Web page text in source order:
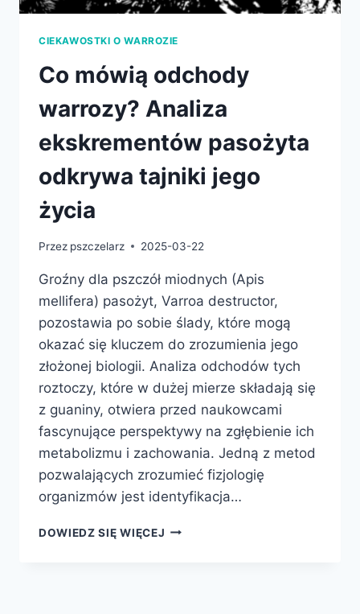
CIEKAWOSTKI O WARROZIE
Co mówią odchody
warrozy? Analiza
ekskrementów pasożyta
odkrywa tajniki jego
życia
Przez pszczelarz 2025-03-22
Groźny dla pszczół miodnych (Apis
mellifera) pasożyt, Varroa destructor,
pozostawia po sobie ślady, które mogą
okazać się kluczem do zrozumienia jego
złożonej biologii. Analiza odchodów tych
roztoczy, które w dużej mierze składają się
z guaniny, otwiera przed naukowcami
fascynujące perspektywy na zgłębienie ich
metabolizmu i zachowania. Jedną z metod
pozwalających zrozumieć fizjologię
organizmów jest identyfikacja…
DOWIEDZ SIĘ WIĘCEJ CO